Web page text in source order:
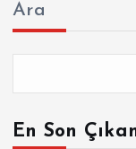
Ara
En Son